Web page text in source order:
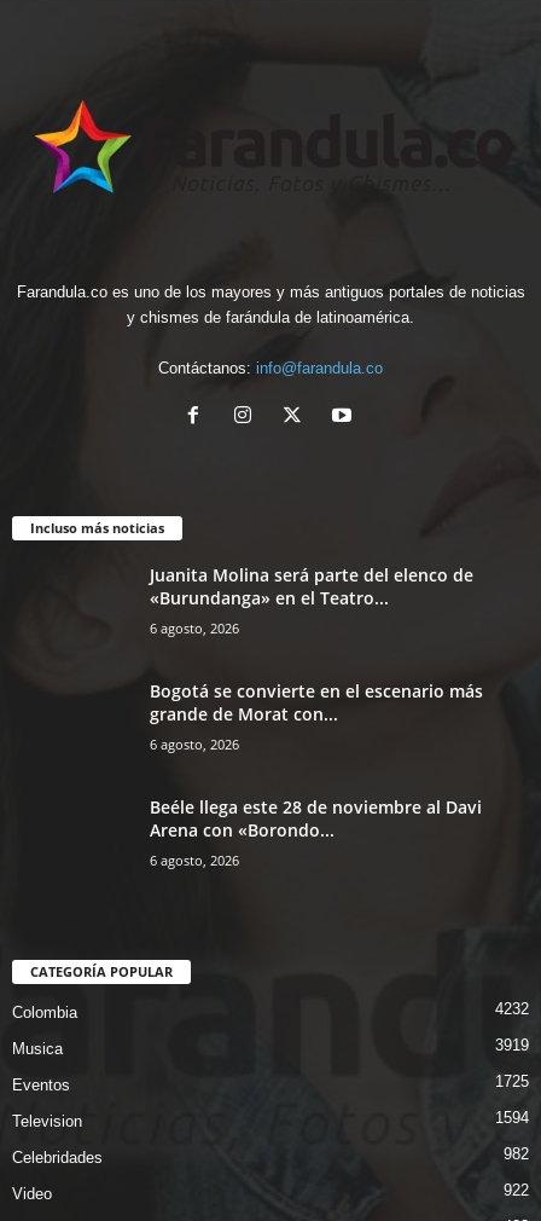
Farandula.co es uno de los mayores y más antiguos portales de noticias
y chismes de farándula de latinoamérica.
Contáctanos: info@farandula.co
Incluso más noticias
Juanita Molina será parte del elenco de
«Burundanga» en el Teatro...
6 agosto, 2026
Bogotá se convierte en el escenario más
grande de Morat con...
6 agosto, 2026
Beéle llega este 28 de noviembre al Davi
Arena con «Borondo...
6 agosto, 2026
CATEGORÍA POPULAR
Colombia 4232
Musica 3919
Eventos 1725
Television 1594
Celebridades 982
Video 922